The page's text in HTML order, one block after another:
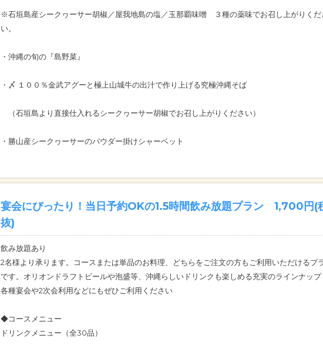
※石垣島産シークヮーサー胡椒／屋我地島の塩／玉那覇味噌 ３種の薬味でお召し上がりくだ
い。
・沖縄の旬の『島野菜』
・〆 １００％金武アグーと極上山城牛の出汁で作り上げる究極沖縄そば
（石垣島より直接仕入れるシークヮーサー胡椒でお召し上がりください）
・勝山産シークヮーサーのパウダー掛けシャーベット
宴会にぴったり！当日予約OKの1.5時間飲み放題プラン 1,700円(
抜)
飲み放題あり
2名様より承ります。コースまたは単品のお料理、どちらをご注文の方もご利用いただけるプ
です。オリオンドラフトビールや泡盛等、沖縄らしいドリンクも楽しめる充実のラインナップ
各種宴会や2次会利用などにもぜひご利用ください
◆コースメニュー
ドリンクメニュー（全30品）